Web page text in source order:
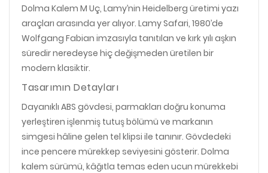
Dolma Kalem M Uç, Lamy’nin Heidelberg üretimi yazı
araçları arasında yer alıyor. Lamy Safari, 1980’de
Wolfgang Fabian imzasıyla tanıtılan ve kırk yılı aşkın
süredir neredeyse hiç değişmeden üretilen bir
modern klasiktir.
Tasarımın Detayları
Dayanıklı ABS gövdesi, parmakları doğru konuma
yerleştiren işlenmiş tutuş bölümü ve markanın
simgesi hâline gelen tel klipsi ile tanınır. Gövdedeki
ince pencere mürekkep seviyesini gösterir. Dolma
kalem sürümü, kâğıtla temas eden ucun mürekkebi